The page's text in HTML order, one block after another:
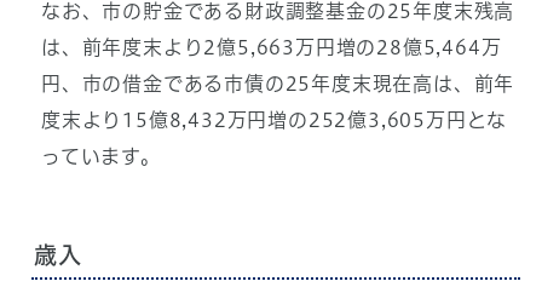
なお、市の貯金である財政調整基金の25年度末残高
は、前年度末より2億5,663万円増の28億5,464万
円、市の借金である市債の25年度末現在高は、前年
度末より15億8,432万円増の252億3,605万円とな
っています。
歳入